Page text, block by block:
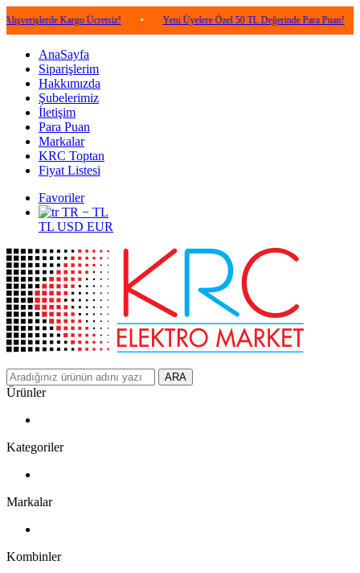
Kargo Ücretsiz! • Yeni Üyelere Özel 50 TL Değerinde Para Puan! •
AnaSayfa
Siparişlerim
Hakkımızda
Şubelerimiz
İletişim
Para Puan
Markalar
KRC Toptan
Fiyat Listesi
Favoriler
TR − TL
TL USD EUR
ARA
Ürünler
Kategoriler
Markalar
Kombinler